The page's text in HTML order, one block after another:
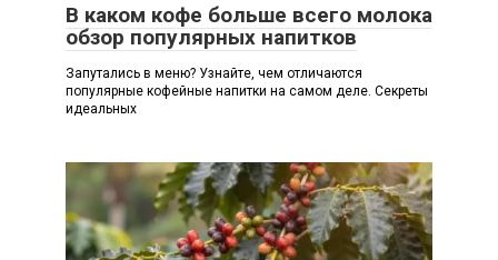
В каком кофе больше всего молока
обзор популярных напитков
Запутались в меню? Узнайте, чем отличаются
популярные кофейные напитки на самом деле. Секреты
идеальных